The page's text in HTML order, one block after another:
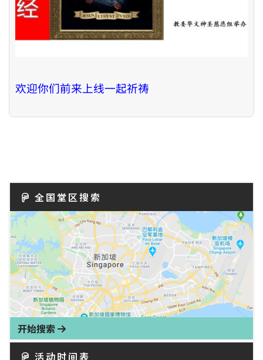
欢迎你们前来上线一起祈祷
全国堂区搜索
开始搜索
活动时间表